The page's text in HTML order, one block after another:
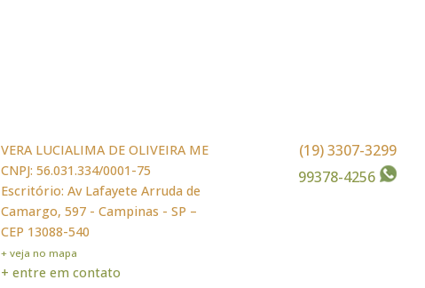
VERA LUCIALIMA DE OLIVEIRA ME
CNPJ: 56.031.334/0001-75
Escritório: Av Lafayete Arruda de
Camargo, 597 - Campinas - SP –
CEP 13088-540
+ veja no mapa
+ entre em contato
(19) 3307-3299
99378-4256